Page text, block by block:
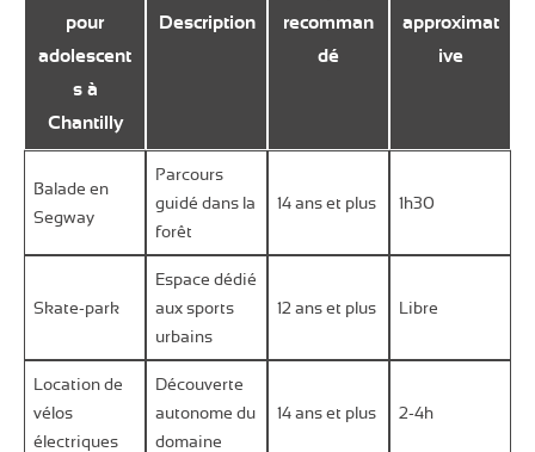
pour
adolescent
s à
Chantilly
Description
recomman
dé
approximat
ive
Balade en
Segway
Parcours
guidé dans la
forêt
14 ans et plus 1h30
Skate-park
Espace dédié
aux sports
urbains
12 ans et plus Libre
Location de
vélos
électriques
Découverte
autonome du
domaine
14 ans et plus 2-4h